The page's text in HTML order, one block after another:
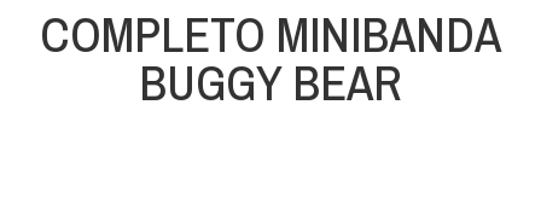
COMPLETO MINIBANDA
BUGGY BEAR